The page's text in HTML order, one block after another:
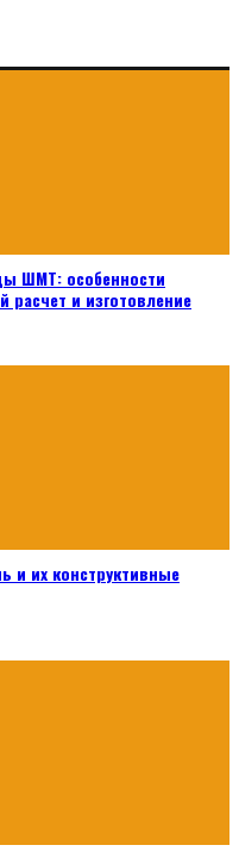
ШМТ: особенности
и изготовление
их конструктивные